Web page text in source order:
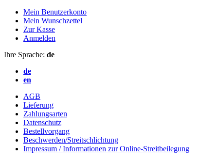
Mein Benutzerkonto
Mein Wunschzettel
Zur Kasse
Anmelden
Ihre Sprache: de
de
en
AGB
Lieferung
Zahlungsarten
Datenschutz
Bestellvorgang
Beschwerden/Streitschlichtung
Impressum / Informationen zur Online-Streitbeilegung